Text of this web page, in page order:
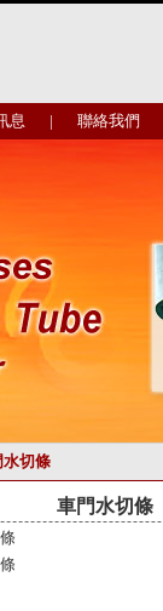
息 | 聯絡我們
水切條
車門水切條